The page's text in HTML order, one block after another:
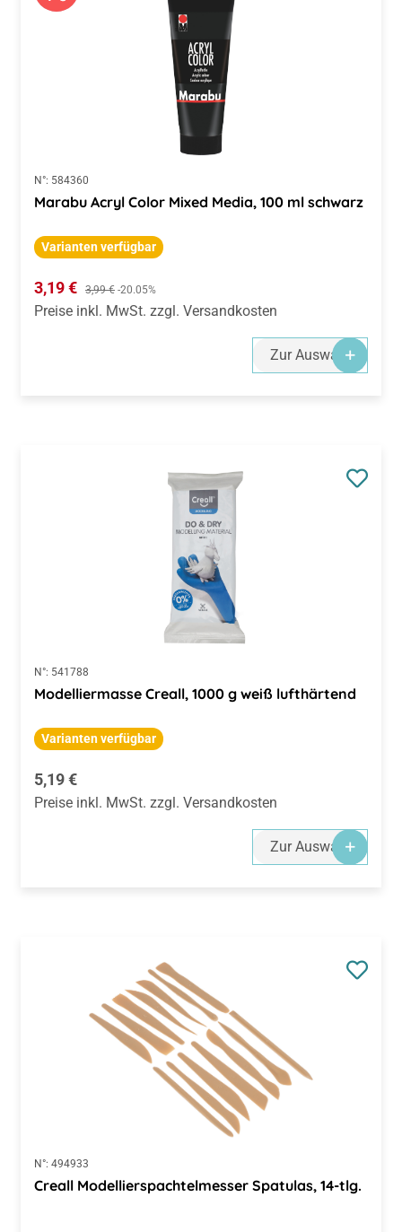
N°: 584360
Marabu Acryl Color Mixed Media, 100 ml schwarz
Varianten verfügbar
Verkaufspreis:
3,19 € Regulärer Preis:
3,99 € -20.05%
Preise inkl. MwSt. zzgl. Versandkosten
Zur Auswahl
N°: 541788
Modelliermasse Creall, 1000 g weiß lufthärtend
Varianten verfügbar
Regulärer Preis:
5,19 €
Preise inkl. MwSt. zzgl. Versandkosten
Zur Auswahl
N°: 494933
Creall Modellierspachtelmesser Spatulas, 14-tlg.